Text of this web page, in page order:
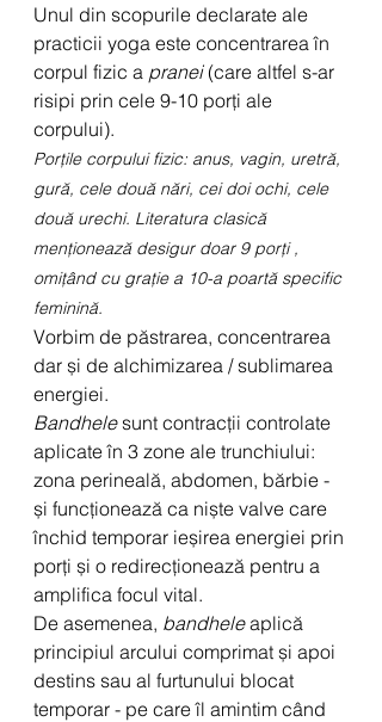
Unul din scopurile declarate ale
practicii yoga este concentrarea în
corpul fizic a pranei (care altfel s-ar
risipi prin cele 9-10 porți ale
corpului).
Porțile corpului fizic: anus, vagin, uretră,
gură, cele două nări, cei doi ochi, cele
două urechi. Literatura clasică
menționează desigur doar 9 porți ,
omițând cu grație a 10-a poartă specific
feminină.
Vorbim de păstrarea, concentrarea
dar și de alchimizarea / sublimarea
energiei.
Bandhele sunt contracții controlate
aplicate în 3 zone ale trunchiului:
zona perineală, abdomen, bărbie -
și funcționează ca niște valve care
închid temporar ieșirea energiei prin
porți și o redirecționează pentru a
amplifica focul vital.
De asemenea, bandhele aplică
principiul arcului comprimat și apoi
destins sau al furtunului blocat
temporar - pe care îl amintim când